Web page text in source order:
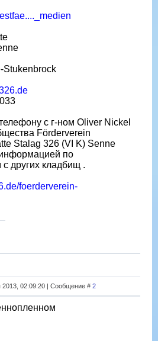
Stukenbrock
с г-ном Oliver Nickel
Förderverein
Stalag 326 (VI K) Senne
по
других кладбищ .
foerderverein-
2013, 02:09:20 | Сообщение # 2